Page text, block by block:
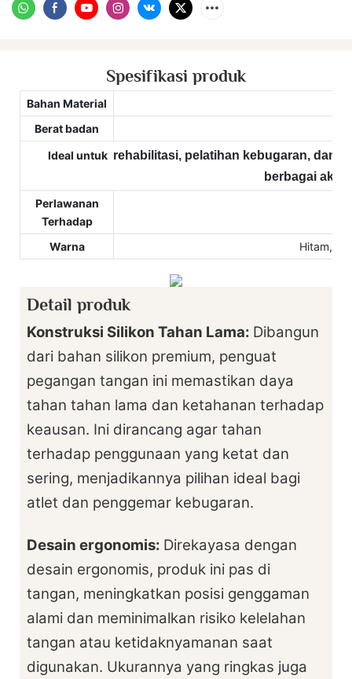
Spesifikasi produk
Bahan Material
Berat badan
Ideal untuk rehabilitasi, pelatihan kebugaran, dan
berbagai
Perlawanan
Terhadap
Warna Hitam,
Detail produk
Konstruksi Silikon Tahan Lama: Dibangun
dari bahan silikon premium, penguat
pegangan tangan ini memastikan daya
tahan tahan lama dan ketahanan terhadap
keausan. Ini dirancang agar tahan
terhadap penggunaan yang ketat dan
sering, menjadikannya pilihan ideal bagi
atlet dan penggemar kebugaran.
Desain ergonomis: Direkayasa dengan
desain ergonomis, produk ini pas di
tangan, meningkatkan posisi genggaman
alami dan meminimalkan risiko kelelahan
tangan atau ketidaknyamanan saat
digunakan. Ukurannya yang ringkas juga